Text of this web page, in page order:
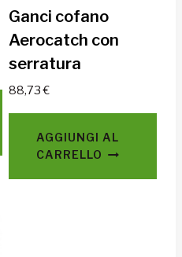
Ganci cofano
Aerocatch con
serratura
88,73€
AGGIUNGI AL
CARRELLO